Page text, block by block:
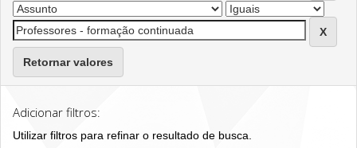
Retornar valores
Adicionar filtros:
Utilizar filtros para refinar o resultado de busca.